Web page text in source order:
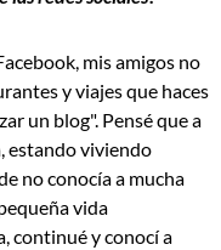
mis amigos no
y viajes que haces
un blog". Pensé que a
estando viviendo
no conocía a mucha
vida
continué y conocí a